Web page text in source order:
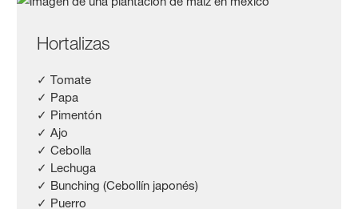
Hortalizas
✓ Tomate
✓ Papa
✓ Pimentón
✓ Ajo
✓ Cebolla
✓ Lechuga
✓ Bunching (Cebollín japonés)
✓ Puerro